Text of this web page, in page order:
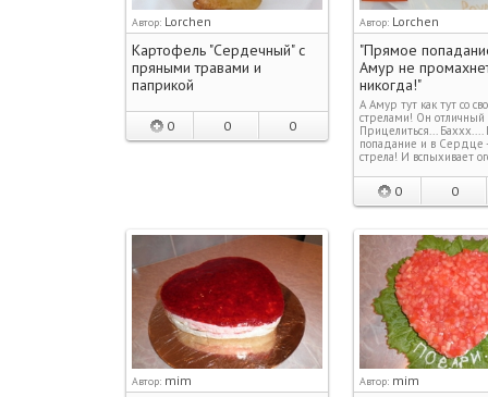
Автор: Lorchen
Картофель "Сердечный" с
пряными травами и
паприкой
0 0 0
Автор: Lorchen
"Прямое
Амур не
никогда!"
А Амур тут как тут со
стрелами! Он отличный
Прицелиться...
попадание и в Сердце
стрела! И вспыхивает
0 0
Автор: mim Автор: mim